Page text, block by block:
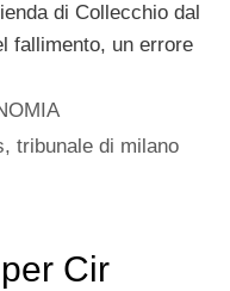
di Collecchio dal
fallimento, un errore
,tribunale di milano
Cir